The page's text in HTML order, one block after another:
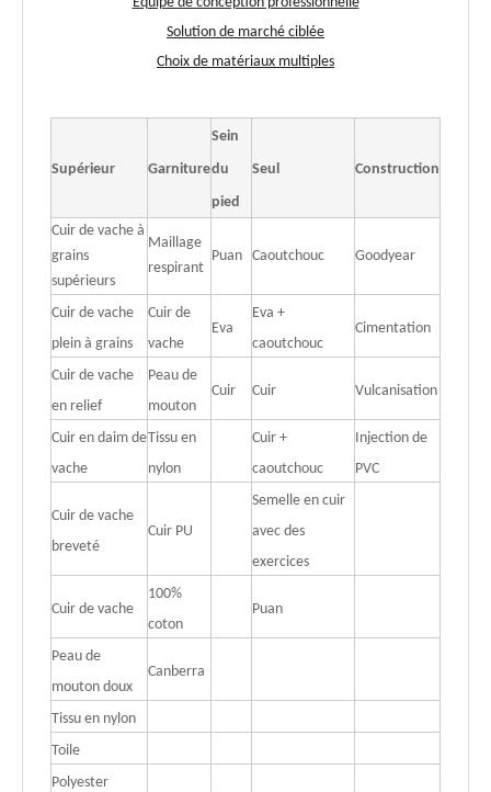
Solution de marché ciblée
Choix de matériaux multiples
Supérieur Garniture
Sein
du
pied
Seul Construction
Cuir de vache à
grains
supérieurs
Maillage
respirant
Puan Caoutchouc Goodyear
Cuir de vache
plein à grains
Cuir de
vache
Eva
Eva +
caoutchouc
Cimentation
Cuir de vache
en relief
Peau de
mouton
Cuir Cuir Vulcanisation
Cuir en daim de
vache
Tissu en
nylon
Cuir +
caoutchouc
Injection de
PVC
Cuir de vache
breveté
Cuir PU
Semelle en cuir
avec des
exercices
Cuir de vache
100%
coton
Puan
Peau de
mouton doux
Canberra
Tissu en nylon
Toile
Polyester